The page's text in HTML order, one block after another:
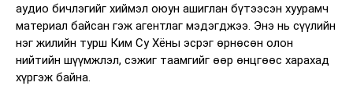
аудио бичлэгийг хиймэл оюун ашиглан бүтээсэн хуурамч
материал байсан гэж агентлаг мэдэгджээ. Энэ нь сүүлийн
нэг жилийн турш Ким Су Хёны эсрэг өрнөсөн олон
нийтийн шүүмжлэл, сэжиг таамгийг өөр өнцгөөс харахад
хүргэж байна.